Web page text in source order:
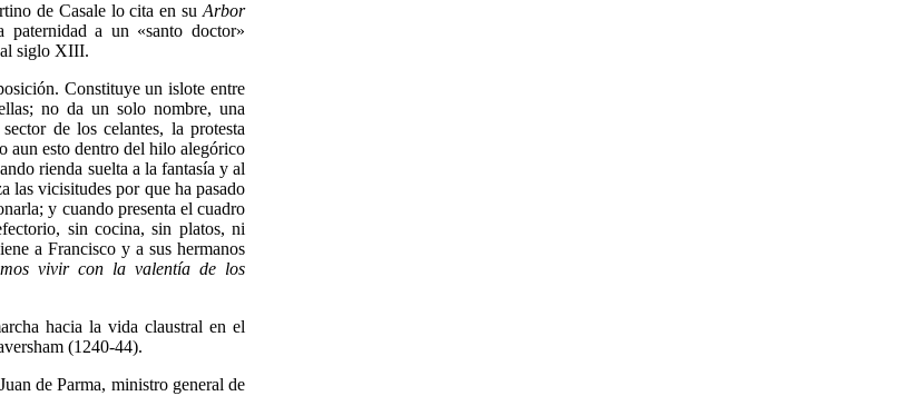
de Casale lo cita en su Arbor
paternidad a un «santo doctor»
al siglo XIII.
Constituye un islote entre
no da un solo nombre, una
de los celantes, la protesta
aun esto dentro del hilo alegórico
rienda suelta a la fantasía y al
las vicisitudes por que ha pasado
y cuando presenta el cuadro
sin cocina, sin platos, ni
a Francisco y a sus hermanos
vivir con la valentía de los
hacia la vida claustral en el
(1240-44).
de Parma, ministro general de